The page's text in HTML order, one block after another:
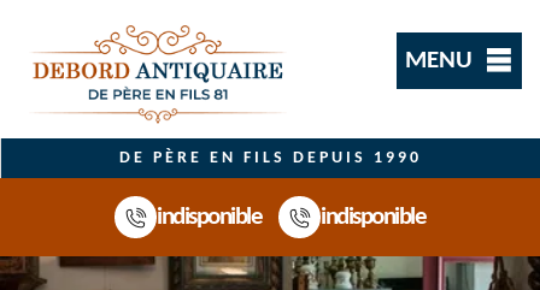
MENU
DE PÈRE EN FILS DEPUIS 1990
indisponible indisponible